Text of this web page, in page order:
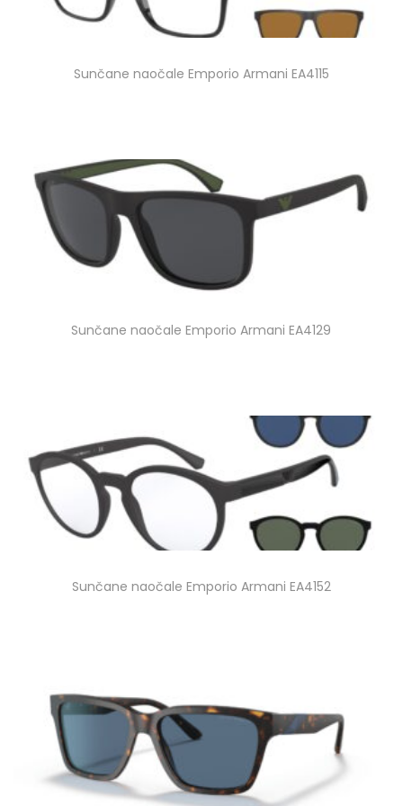
Sunčane naočale Emporio Armani EA4115
Sunčane naočale Emporio Armani EA4129
Sunčane naočale Emporio Armani EA4152